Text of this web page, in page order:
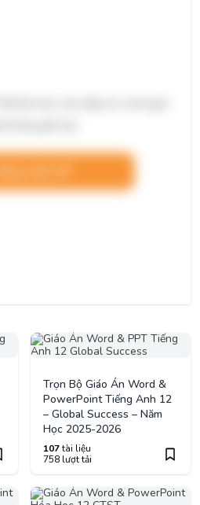
Trọn Bộ Giáo Án Word &
PowerPoint Tiếng Anh 12
– Global Success – Năm
Học 2025-2026
107tài liệu
758 lượt tải